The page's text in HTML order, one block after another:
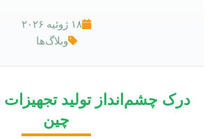
۱۸ ژوئیه ۲۰۲۶
وبلاگ‌ها
درک چشم‌انداز تولید تجهیزات
چین